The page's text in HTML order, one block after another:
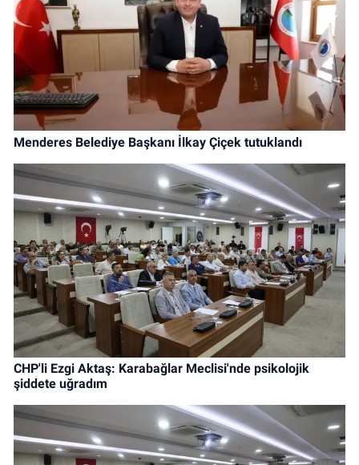
Menderes Belediye Başkanı İlkay Çiçek tutuklandı
CHP'li Ezgi Aktaş: Karabağlar Meclisi'nde psikolojik
şiddete uğradım